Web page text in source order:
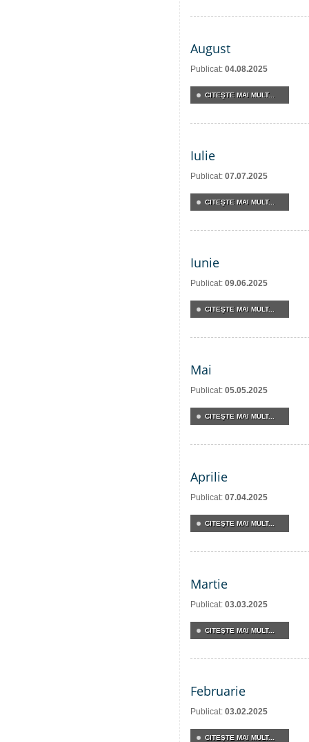
August
Publicat: 04.08.2025
CITEŞTE MAI MULT...
Iulie
Publicat: 07.07.2025
CITEŞTE MAI MULT...
Iunie
Publicat: 09.06.2025
CITEŞTE MAI MULT...
Mai
Publicat: 05.05.2025
CITEŞTE MAI MULT...
Aprilie
Publicat: 07.04.2025
CITEŞTE MAI MULT...
Martie
Publicat: 03.03.2025
CITEŞTE MAI MULT...
Februarie
Publicat: 03.02.2025
CITEŞTE MAI MULT...